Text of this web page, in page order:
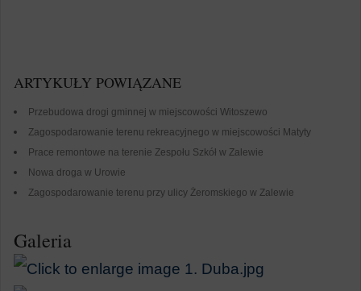
ARTYKUŁY POWIĄZANE
Przebudowa drogi gminnej w miejscowości Witoszewo
Zagospodarowanie terenu rekreacyjnego w miejscowości Matyty
Prace remontowe na terenie Zespołu Szkół w Zalewie
Nowa droga w Urowie
Zagospodarowanie terenu przy ulicy Żeromskiego w Zalewie
Galeria